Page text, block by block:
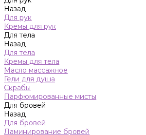
Назад
Для рук
Кремы для рук
Для тела
Назад
Для тела
Кремы для тела
Масло массажное
Гели для душа
Скрабы
Парфюмированные мисты
Для бровей
Назад
Для бровей
Ламинирование бровей